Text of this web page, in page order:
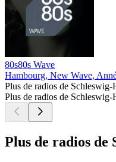
80s80s Wave
Hambourg, New Wave,
Plus de radios de Schleswig-
Plus de radios de Schleswig-
Plus de radios de